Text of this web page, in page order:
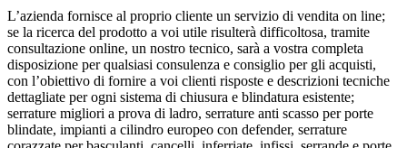
L’azienda fornisce al proprio cliente un servizio di vendita on line;
se la ricerca del prodotto a voi utile risulterà difficoltosa, tramite
consultazione online, un nostro tecnico, sarà a vostra completa
disposizione per qualsiasi consulenza e consiglio per gli acquisti,
con l’obiettivo di fornire a voi clienti risposte e descrizioni tecniche
dettagliate per ogni sistema di chiusura e blindatura esistente;
serrature migliori a prova di ladro, serrature anti scasso per porte
blindate, impianti a cilindro europeo con defender, serrature